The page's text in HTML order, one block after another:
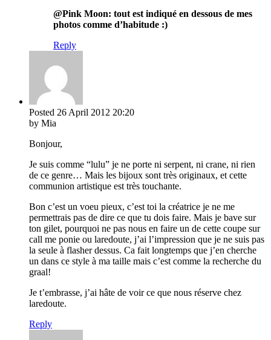
@Pink Moon: tout est indiqué en dessous de mes
photos comme d’habitude :)
Reply
Posted 26 April 2012 20:20
by Mia
Bonjour,
Je suis comme “lulu” je ne porte ni serpent, ni crane, ni rien
de ce genre… Mais les bijoux sont très originaux, et cette
communion artistique est très touchante.
Bon c’est un voeu pieux, c’est toi la créatrice je ne me
permettrais pas de dire ce que tu dois faire. Mais je bave sur
ton gilet, pourquoi ne pas nous en faire un de cette coupe sur
call me ponie ou laredoute, j’ai l’impression que je ne suis pas
la seule à flasher dessus. Ca fait longtemps que j’en cherche
un dans ce style à ma taille mais c’est comme la recherche du
graal!
Je t’embrasse, j’ai hâte de voir ce que nous réserve chez
laredoute.
Reply